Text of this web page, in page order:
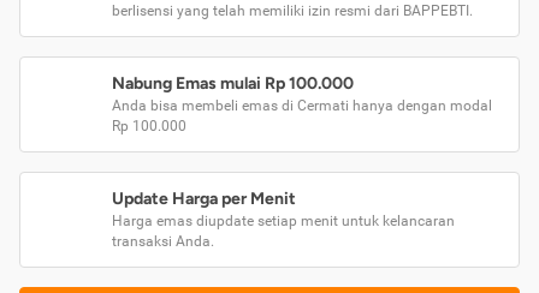
berlisensi yang telah memiliki izin resmi dari BAPPEBTI.
Nabung Emas mulai Rp 100.000
Anda bisa membeli emas di Cermati hanya dengan modal
Rp 100.000
Update Harga per Menit
Harga emas diupdate setiap menit untuk kelancaran
transaksi Anda.